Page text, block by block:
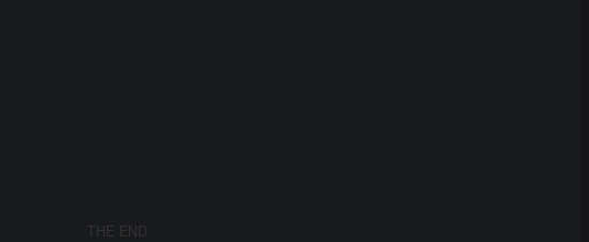
THE END